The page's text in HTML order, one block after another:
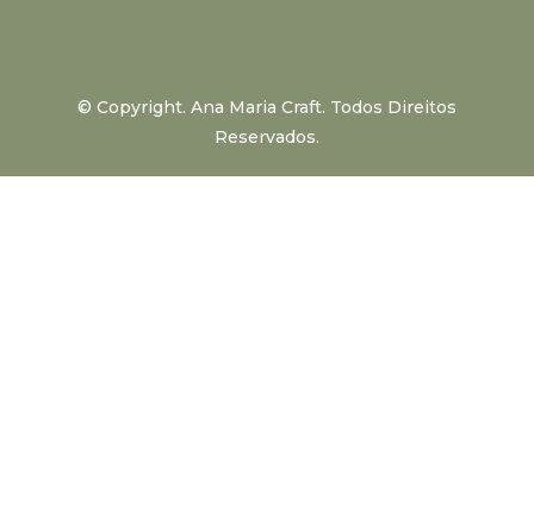
© Copyright. Ana Maria Craft. Todos Direitos
Reservados.